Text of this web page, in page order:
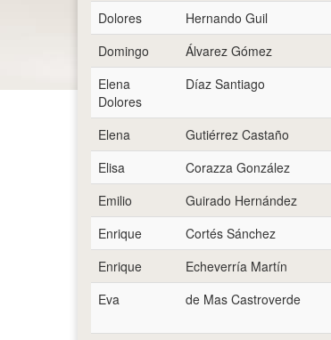
Dolores
Hernando Guil
Domingo
Álvarez Gómez
Elena
Dolores
Díaz Santiago
Elena Gutiérrez Castaño
Elisa
Corazza González
Emilio
Guirado Hernández
Enrique
Cortés Sánchez
Enrique
Echeverría Martín
Eva
de Mas Castroverde